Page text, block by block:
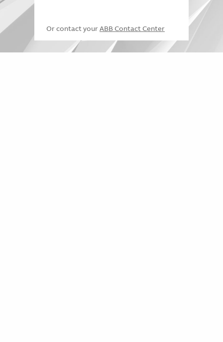
Or contact your ABB Contact Center